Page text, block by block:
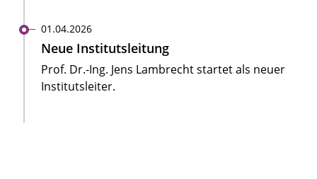
01.04.2026
Neue Institutsleitung
Prof. Dr.-Ing. Jens Lambrecht startet als neuer
Institutsleiter.